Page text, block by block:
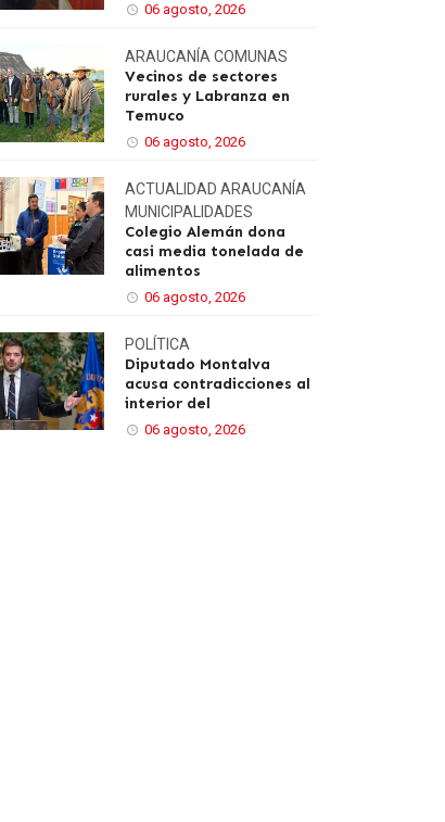
06 agosto, 2026
ARAUCANÍA COMUNAS
Vecinos de sectores
rurales y Labranza en
Temuco
06 agosto, 2026
ACTUALIDAD ARAUCANÍA
MUNICIPALIDADES
Colegio Alemán dona
casi media tonelada de
alimentos
06 agosto, 2026
POLÍTICA
Diputado Montalva
acusa contradicciones al
interior del
06 agosto, 2026